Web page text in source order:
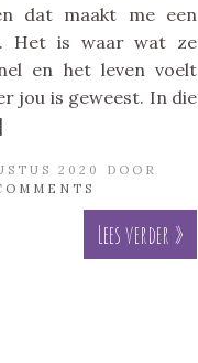
dat maakt me een
Het is waar wat ze
en het leven voelt
jou is geweest. In die
2020 DOOR
Lees verder »